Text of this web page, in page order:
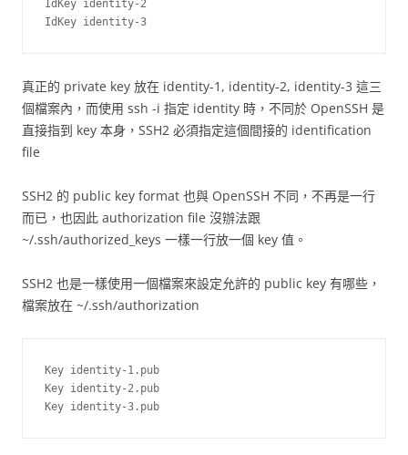
IdKey identity-2
真正的 private key 放在 identity-1, identity-2, identity-3 這三
個檔案內，而使用 ssh -i 指定 identity 時，不同於 OpenSSH 是
直接指到 key 本身，SSH2 必須指定這個間接的 identification
file
SSH2 的 public key format 也與 OpenSSH 不同，不再是一行
而已，也因此 authorization file 沒辦法跟
~/.ssh/authorized_keys 一樣一行放一個 key 值。
SSH2 也是一樣使用一個檔案來設定允許的 public key 有哪些，
檔案放在 ~/.ssh/authorization
Key identity-1.pub
Key identity-2.pub